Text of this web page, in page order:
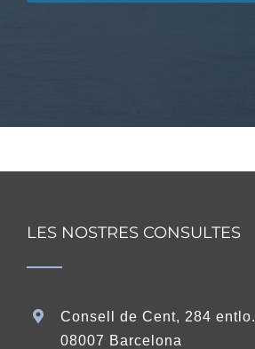
LES NOSTRES CONSULTES
Consell de Cent, 284 entlo.
08007 Barcelona